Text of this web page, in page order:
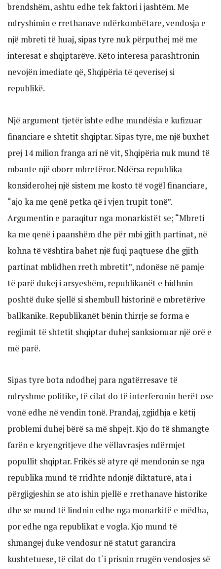
brendshëm, ashtu edhe tek faktori i jashtëm. Me
ndryshimin e rrethanave ndërkombëtare, vendosja e
një mbreti të huaj, sipas tyre nuk përputhej më me
interesat e shqiptarëve. Këto interesa parashtronin
nevojën imediate që, Shqipëria të qeverisej si
republikë.
Një argument tjetër ishte edhe mundësia e kufizuar
financiare e shtetit shqiptar. Sipas tyre, me një buxhet
prej 14 milion franga ari në vit, Shqipëria nuk mund të
mbante një oborr mbretëror. Ndërsa republika
konsiderohej një sistem me kosto të vogël financiare,
“ajo ka me qenë petka që i vjen trupit tonë”.
Argumentin e paraqitur nga monarkistët se; “Mbreti
ka me qenë i paanshëm dhe për mbi gjith partinat, në
kohna të vështira bahet një fuqi paqtuese dhe gjith
partinat mblidhen rreth mbretit”, ndonëse në pamje
të parë dukej i arsyeshëm, republikanët e hidhnin
poshtë duke sjellë si shembull historinë e mbretërive
ballkanike. Republikanët bënin thirrje se forma e
regjimit të shtetit shqiptar duhej sanksionuar një orë e
më parë.
Sipas tyre bota ndodhej para ngatërresave të
ndryshme politike, të cilat do të interferonin herët ose
vonë edhe në vendin tonë. Prandaj, zgjidhja e këtij
problemi duhej bërë sa më shpejt. Kjo do të shmangte
farën e kryengritjeve dhe vëllavrasjes ndërmjet
popullit shqiptar. Frikës së atyre që mendonin se nga
republika mund të rridhte ndonjë diktaturë, ata i
përgjigjeshin se ato ishin pjellë e rrethanave historike
dhe se mund të lindnin edhe nga monarkitë e mëdha,
por edhe nga republikat e vogla. Kjo mund të
shmangej duke vendosur në statut garancira
kushtetuese, të cilat do t`i prisnin rrugën vendosjes së